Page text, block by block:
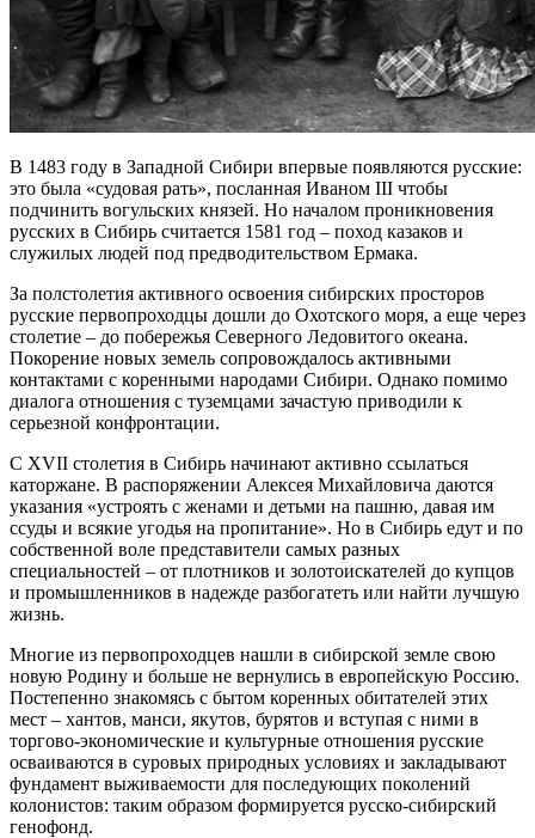
В 1483 году в Западной Сибири впервые появляются русские:
это была «судовая рать», посланная Иваном III чтобы
подчинить вогульских князей. Но началом проникновения
русских в Сибирь считается 1581 год – поход казаков и
служилых людей под предводительством Ермака.
За полстолетия активного освоения сибирских просторов
русские первопроходцы дошли до Охотского моря, а еще через
столетие – до побережья Северного Ледовитого океана.
Покорение новых земель сопровождалось активными
контактами с коренными народами Сибири. Однако помимо
диалога отношения с туземцами зачастую приводили к
серьезной конфронтации.
С XVII столетия в Сибирь начинают активно ссылаться
каторжане. В распоряжении Алексея Михайловича даются
указания «устроять с женами и детьми на пашню, давая им
ссуды и всякие угодья на пропитание». Но в Сибирь едут и по
собственной воле представители самых разных
специальностей – от плотников и золотоискателей до купцов
и промышленников в надежде разбогатеть или найти лучшую
жизнь.
Многие из первопроходцев нашли в сибирской земле свою
новую Родину и больше не вернулись в европейскую Россию.
Постепенно знакомясь с бытом коренных обитателей этих
мест – хантов, манси, якутов, бурятов и вступая с ними в
торгово-экономические и культурные отношения русские
осваиваются в суровых природных условиях и закладывают
фундамент выживаемости для последующих поколений
колонистов: таким образом формируется русско-сибирский
генофонд.